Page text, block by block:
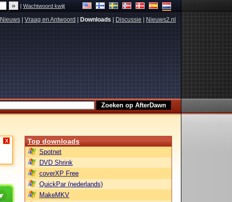
|Wachtwoord kwijt
Nieuws Vraag en Antwoord Downloads Discussie Nieuws2.nl
X Top downloads
Spotnet
DVD Shrink
coverXP Free
QuickPar (nederlands)
MakeMKV